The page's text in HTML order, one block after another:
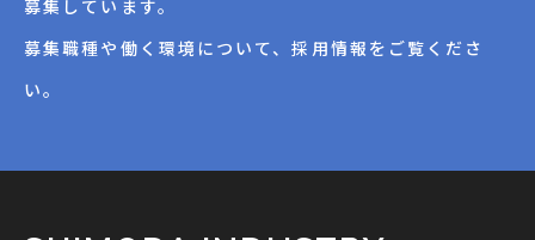
募集しています。
募集職種や働く環境について、採用情報をご覧くださ
い。